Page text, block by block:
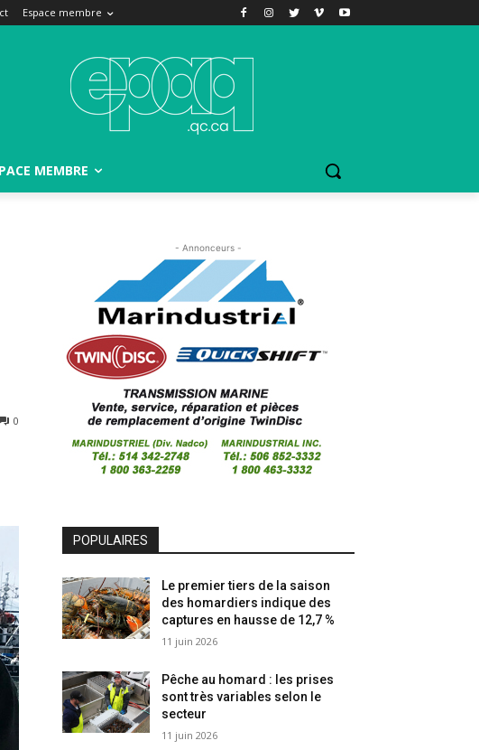
Espace membre
MEMBRE
0
- Annonceurs -
POPULAIRES
Le premier tiers de la saison
des homardiers indique des
captures en hausse de 12,7 %
11 juin 2026
Pêche au homard : les prises
sont très variables selon le
secteur
11 juin 2026